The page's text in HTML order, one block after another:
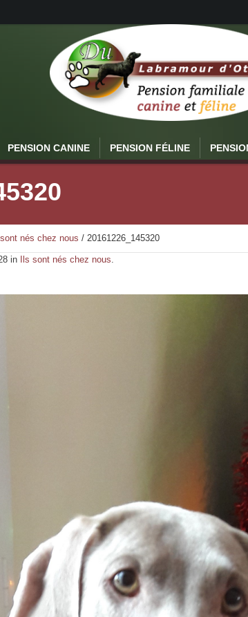
PENSION CANINE PENSION FÉLINE
sont nés chez nous / 20161226_145320
in Ils sont nés chez nous.